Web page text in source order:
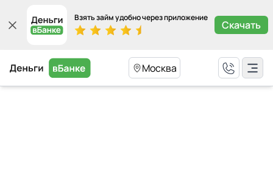
Взять займ удобно через приложение
Скачать
Москва